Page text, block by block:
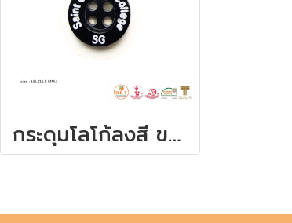
กระดุมโลโก้ลงสี ขนาด 11.5 มิล